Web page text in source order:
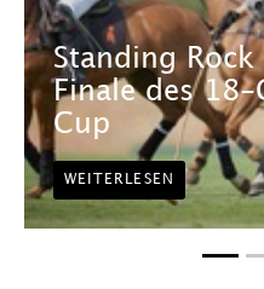
Standing
Finale des 18-
Cup
WEITERLESEN